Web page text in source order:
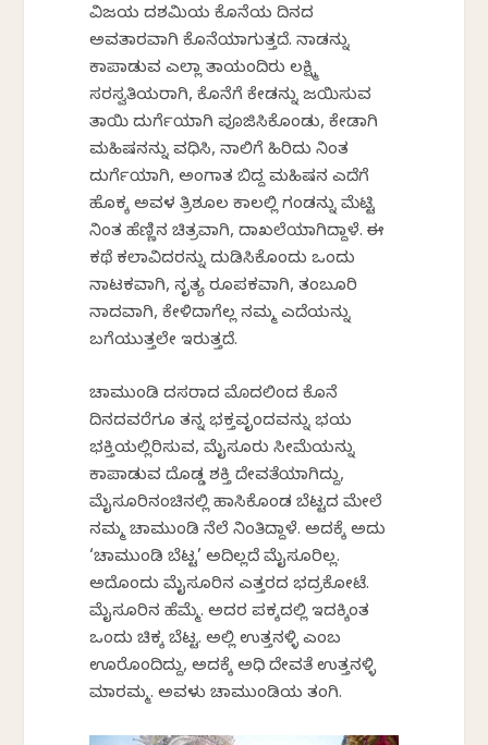
ವಿಜಯ ದಶಮಿಯ ಕೊನೆಯ ದಿನದ
ಅವತಾರವಾಗಿ ಕೊನೆಯಾಗುತ್ತದೆ. ನಾಡನ್ನು
ಕಾಪಾಡುವ ಎಲ್ಲಾ ತಾಯಂದಿರು ಲಕ್ಷ್ಮಿ
ಸರಸ್ವತಿಯರಾಗಿ, ಕೊನೆಗೆ ಕೇಡನ್ನು ಜಯಿಸುವ
ತಾಯಿ ದುರ್ಗೆಯಾಗಿ ಪೂಜಿಸಿಕೊಂಡು, ಕೇಡಾಗಿ
ಮಹಿಷನನ್ನು ವಧಿಸಿ, ನಾಲಿಗೆ ಹಿರಿದು ನಿಂತ
ದುರ್ಗೆಯಾಗಿ, ಅಂಗಾತ ಬಿದ್ದ ಮಹಿಷನ ಎದೆಗೆ
ಹೊಕ್ಕ ಅವಳ ತ್ರಿಶೂಲ ಕಾಲಲ್ಲಿ ಗಂಡನ್ನು ಮೆಟ್ಟಿ
ನಿಂತ ಹೆಣ್ಣಿನ ಚಿತ್ರವಾಗಿ, ದಾಖಲೆಯಾಗಿದ್ದಾಳೆ. ಈ
ಕಥೆ ಕಲಾವಿದರನ್ನು ದುಡಿಸಿಕೊಂದು ಒಂದು
ನಾಟಕವಾಗಿ, ನೃತ್ಯ ರೂಪಕವಾಗಿ, ತಂಬೂರಿ
ನಾದವಾಗಿ, ಕೇಳಿದಾಗೆಲ್ಲ ನಮ್ಮ ಎದೆಯನ್ನು
ಬಗೆಯುತ್ತಲೇ ಇರುತ್ತದೆ.
ಚಾಮುಂಡಿ ದಸರಾದ ಮೊದಲಿಂದ ಕೊನೆ
ದಿನದವರೆಗೂ ತನ್ನ ಭಕ್ತವೃಂದವನ್ನು ಭಯ
ಭಕ್ತಿಯಲ್ಲಿರಿಸುವ, ಮೈಸೂರು ಸೀಮೆಯನ್ನು
ಕಾಪಾಡುವ ದೊಡ್ಡ ಶಕ್ತಿ ದೇವತೆಯಾಗಿದ್ದು,
ಮೈಸೂರಿನಂಚಿನಲ್ಲಿ ಹಾಸಿಕೊಂಡ ಬೆಟ್ಟದ ಮೇಲೆ
ನಮ್ಮ ಚಾಮುಂಡಿ ನೆಲೆ ನಿಂತಿದ್ದಾಳೆ. ಅದಕ್ಕೆ ಅದು
‘ಚಾಮುಂಡಿ ಬೆಟ್ಟ’ ಅದಿಲ್ಲದೆ ಮೈಸೂರಿಲ್ಲ.
ಅದೊಂದು ಮೈಸೂರಿನ ಎತ್ತರದ ಭದ್ರಕೋಟೆ.
ಮೈಸೂರಿನ ಹೆಮ್ಮೆ. ಅದರ ಪಕ್ಕದಲ್ಲಿ ಇದಕ್ಕಿಂತ
ಒಂದು ಚಿಕ್ಕ ಬೆಟ್ಟ. ಅಲ್ಲಿ ಉತ್ತನಳ್ಳಿ ಎಂಬ
ಊರೊಂದಿದ್ದು, ಅದಕ್ಕೆ ಅಧಿ ದೇವತೆ ಉತ್ತನಳ್ಳಿ
ಮಾರಮ್ಮ. ಅವಳು ಚಾಮುಂಡಿಯ ತಂಗಿ.